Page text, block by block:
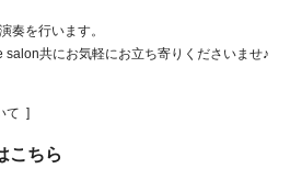
奏を行います。
salon共にお気軽にお立ち寄りくださいませ♪
て ]